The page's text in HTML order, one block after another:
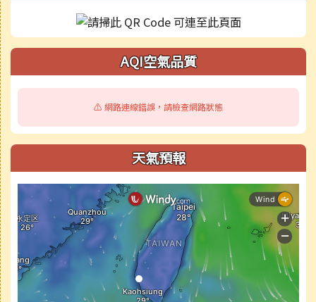
AQI空氣品質
⚠️ 網路連線錯誤，請檢查網路狀態
天氣預報